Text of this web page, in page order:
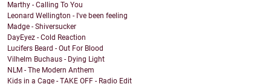
Marthy - Calling To You
Leonard Wellington - I've been feeling
Madge - Shiversucker
DayEyez - Cold Reaction
Lucifers Beard - Out For Blood
Vilhelm Buchaus - Dying Light
NLM - The Modern Anthem
Kids in a Cage - TAKE OFF - Radio Edit